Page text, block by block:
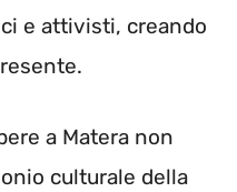
e attivisti, creando
a Matera non
culturale della